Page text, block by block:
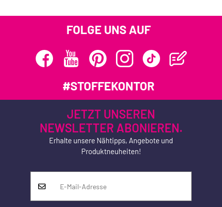
FOLGE UNS AUF
#STOFFEKONTOR
JETZT UNSEREN
NEWSLETTER ABONIEREN.
Erhalte unsere Nähtipps, Angebote und
Produktneuheiten!